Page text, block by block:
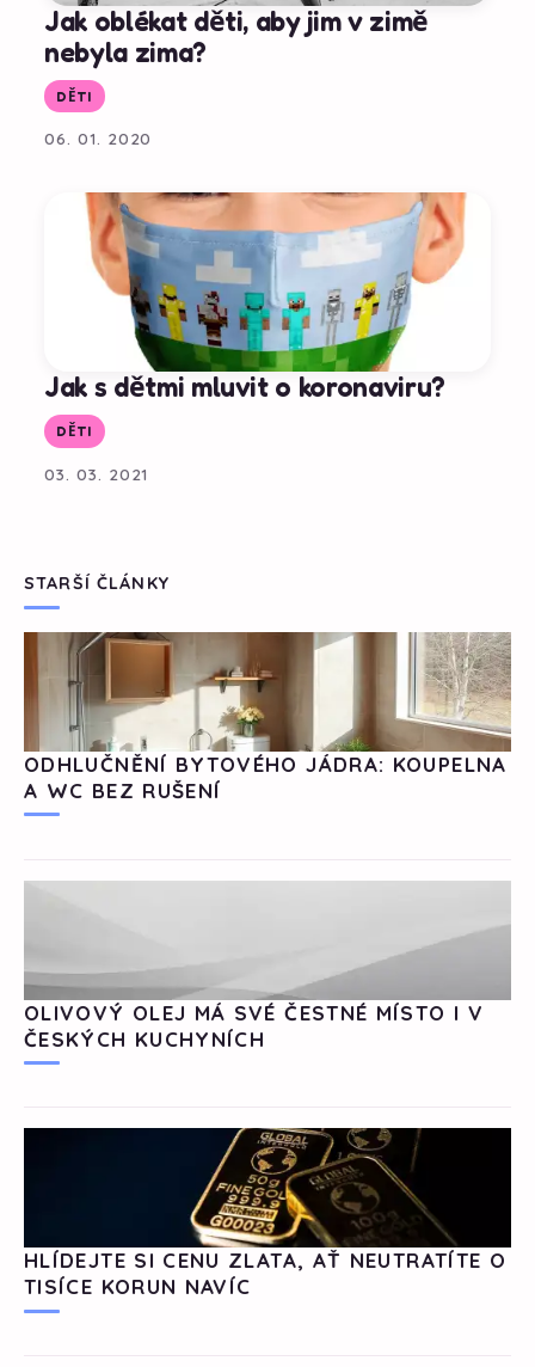
Jak oblékat děti, aby jim v zimě
nebyla zima?
DĚTI
06. 01. 2020
Jak s dětmi mluvit o koronaviru?
DĚTI
03. 03. 2021
STARŠÍ ČLÁNKY
ODHLUČNĚNÍ BYTOVÉHO JÁDRA: KOUPELNA
A WC BEZ RUŠENÍ
OLIVOVÝ OLEJ MÁ SVÉ ČESTNÉ MÍSTO I V
ČESKÝCH KUCHYNÍCH
HLÍDEJTE SI CENU ZLATA, AŤ NEUTRATÍTE O
TISÍCE KORUN NAVÍC